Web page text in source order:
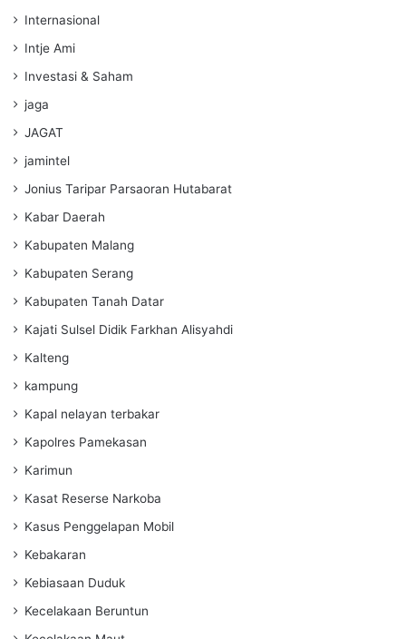
Internasional
Intje Ami
Investasi & Saham
jaga
JAGAT
jamintel
Jonius Taripar Parsaoran Hutabarat
Kabar Daerah
Kabupaten Malang
Kabupaten Serang
Kabupaten Tanah Datar
Kajati Sulsel Didik Farkhan Alisyahdi
Kalteng
kampung
Kapal nelayan terbakar
Kapolres Pamekasan
Karimun
Kasat Reserse Narkoba
Kasus Penggelapan Mobil
Kebakaran
Kebiasaan Duduk
Kecelakaan Beruntun